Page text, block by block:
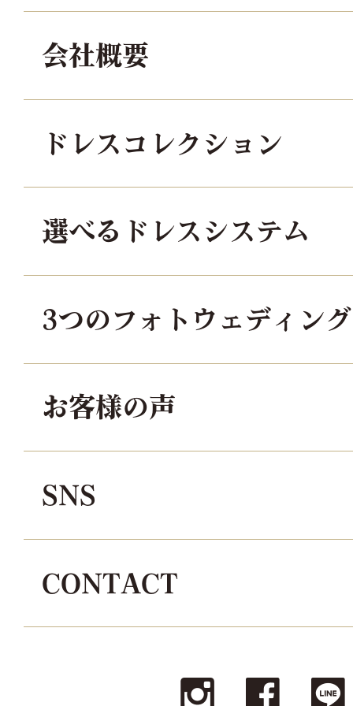
会社概要
ドレスコレクション
選べるドレスシステム
3つのフォトウェディン
お客様の声
SNS
CONTACT